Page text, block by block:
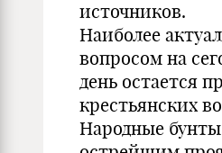
источников.
Наиболее
вопросом на
день остается
крестьянских
Народные